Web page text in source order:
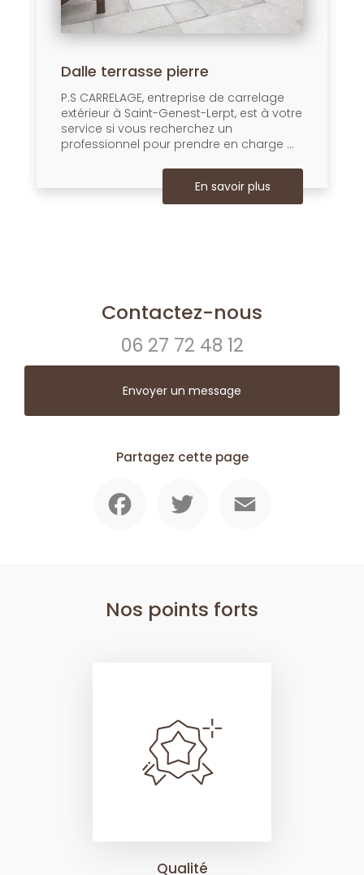
Dalle terrasse pierre
P.S CARRELAGE, entreprise de carrelage
extérieur à Saint-Genest-Lerpt, est à votre
service si vous recherchez un
professionnel pour prendre en charge ...
En savoir plus
Contactez-nous
06 27 72 48 12
Envoyer un message
Partagez cette page
Nos points forts
Qualité